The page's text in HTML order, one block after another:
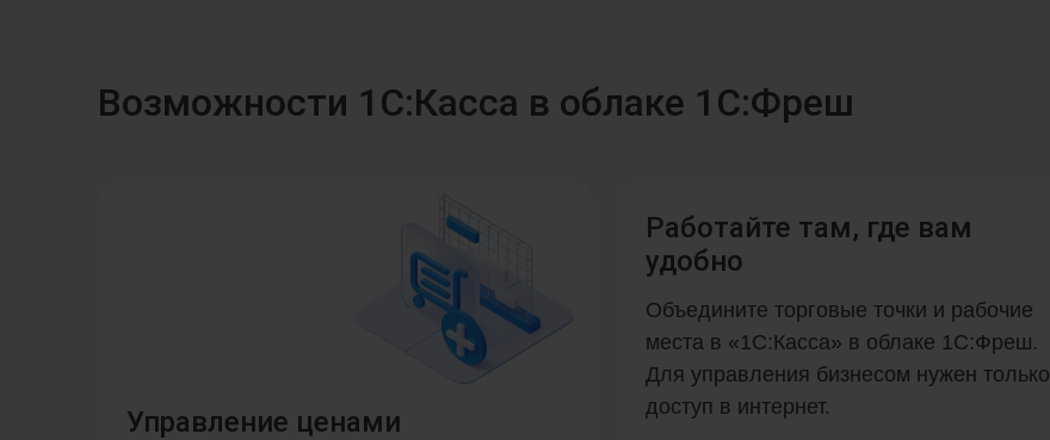
Возможности 1С:Касса в облаке 1С:Фреш
Управление ценами
Работайте там, где вам
удобно
Объедините торговые точки и рабочие
места в «1С:Касса» в облаке 1С:Фреш.
Для управления бизнесом нужен только
доступ в интернет.